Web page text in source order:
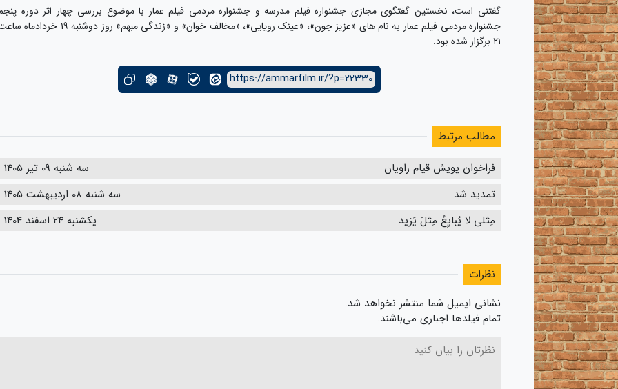
گفتنی است، نخستین گفتگوی مجازی جشنواره فیلم مدرسه و جشنواره مردمی فیلم عمار با موضوع بررسی چهار اثر دوره
جشنواره مردمی فیلم عمار به نام های «عزیز جون»، «عینک رویایی»، «مخالف خوان» و «زندگی مبهم» روز دوشنبه ۱۹
۲۱ برگزار شده بود.
https://ammarfilm.ir/?p=22330
مطالب مرتبط
فراخوان پویش قیام راویان
سه شنبه 09 تیر 1405
تمدید شد
سه شنبه 08 اردیبهشت 1405
مِثلی لا یُبایِعُ مِثلَ یَزید
یکشنبه 24 اسفند 1404
نظرات
نشانی ایمیل شما منتشر نخواهد شد.
تمام فیلدها اجباری می‌باشند.